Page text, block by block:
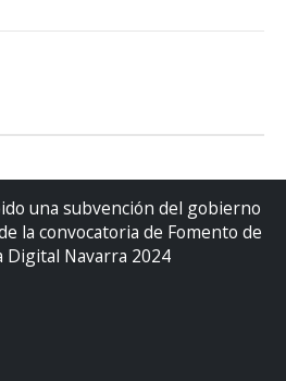
una subvención del gobierno
la convocatoria de Fomento de
Digital Navarra 2024